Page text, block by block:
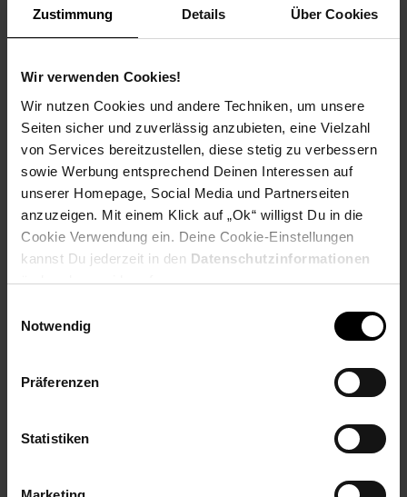
Zustimmung Details Über Cookies
Wir verwenden Cookies!
Wir nutzen Cookies und andere Techniken, um unsere
Seiten sicher und zuverlässig anzubieten, eine Vielzahl
von Services bereitzustellen, diese stetig zu verbessern
sowie Werbung entsprechend Deinen Interessen auf
unserer Homepage, Social Media und Partnerseiten
anzuzeigen. Mit einem Klick auf „Ok“ willigst Du in die
Cookie Verwendung ein. Deine Cookie-Einstellungen
kannst Du jederzeit in den Datenschutzinformationen
ändern bzw. widerrufen.
Notwendig
Präferenzen
Statistiken
Produktbeschreibung
Das Bierglas ist ideal, um die Farbe zu entfalten, das Aroma zu
entwickeln und den Geschmack von Bieren zu verlängern.
Dieses tulpenförmige Glas fängt die gesamte Bandbreite der
Aromen ein, leitet überschüssige Kohlensäure ab und hilft, die
Die SPIEGELAU LifeStyle Gläser sind überall dort zu Hause, wo
Kristallgläser zu einem hochwertigen Ambiente auf jedem
Esstisch bei.